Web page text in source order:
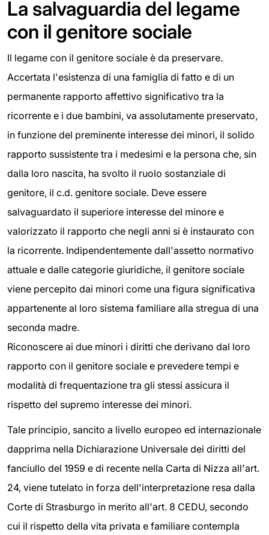
La salvaguardia del legame
con il genitore sociale
Il legame con il genitore sociale è da preservare.
Accertata l'esistenza di una famiglia di fatto e di un
permanente rapporto affettivo significativo tra la
ricorrente e i due bambini, va assolutamente preservato,
in funzione del preminente interesse dei minori, il solido
rapporto sussistente tra i medesimi e la persona che, sin
dalla loro nascita, ha svolto il ruolo sostanziale di
genitore, il c.d. genitore sociale. Deve essere
salvaguardato il superiore interesse del minore e
valorizzato il rapporto che negli anni si è instaurato con
la ricorrente. Indipendentemente dall'assetto normativo
attuale e dalle categorie giuridiche, il genitore sociale
viene percepito dai minori come una figura significativa
appartenente al loro sistema familiare alla stregua di una
seconda madre.
Riconoscere ai due minori i diritti che derivano dal loro
rapporto con il genitore sociale e prevedere tempi e
modalità di frequentazione tra gli stessi assicura il
rispetto del supremo interesse dei minori.
Tale principio, sancito a livello europeo ed internazionale
dapprima nella Dichiarazione Universale dei diritti del
fanciullo del 1959 e di recente nella Carta di Nizza all'art.
24, viene tutelato in forza dell'interpretazione resa dalla
Corte di Strasburgo in merito all'art. 8 CEDU, secondo
cui il rispetto della vita privata e familiare contempla